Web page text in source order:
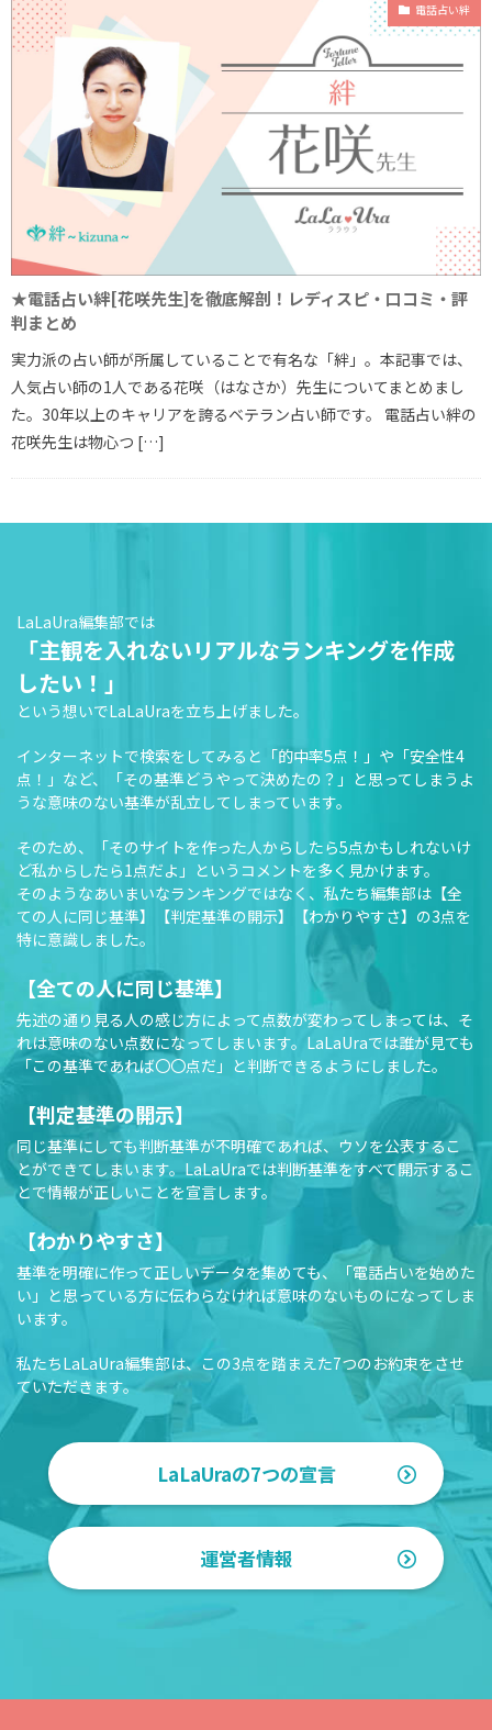
電話占い絆
★電話占い絆[花咲先生]を徹底解剖！レディスピ・口コミ・評
判まとめ
実力派の占い師が所属していることで有名な「絆」。本記事では、
人気占い師の1人である花咲（はなさか）先生についてまとめまし
た。30年以上のキャリアを誇るベテラン占い師です。 電話占い絆の
花咲先生は物心つ […]
LaLaUra編集部では
「主観を入れないリアルなランキングを作成
したい！」
という想いでLaLaUraを立ち上げました。
インターネットで検索をしてみると「的中率5点！」や「安全性4
点！」など、「その基準どうやって決めたの？」と思ってしまうよ
うな意味のない基準が乱立してしまっています。
そのため、「そのサイトを作った人からしたら5点かもしれないけ
ど私からしたら1点だよ」というコメントを多く見かけます。
そのようなあいまいなランキングではなく、私たち編集部は【全
ての人に同じ基準】【判定基準の開示】【わかりやすさ】の3点を
特に意識しました。
【全ての人に同じ基準】
先述の通り見る人の感じ方によって点数が変わってしまっては、そ
れは意味のない点数になってしまいます。LaLaUraでは誰が見ても
「この基準であれば〇〇点だ」と判断できるようにしました。
【判定基準の開示】
同じ基準にしても判断基準が不明確であれば、ウソを公表するこ
とができてしまいます。LaLaUraでは判断基準をすべて開示するこ
とで情報が正しいことを宣言します。
【わかりやすさ】
基準を明確に作って正しいデータを集めても、「電話占いを始めた
い」と思っている方に伝わらなければ意味のないものになってしま
います。
私たちLaLaUra編集部は、この3点を踏まえた7つのお約束をさせ
ていただきます。
LaLaUraの7つの宣言
運営者情報